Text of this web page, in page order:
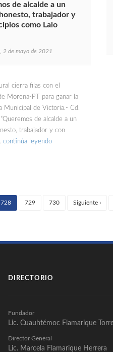
de alcalde a un
trabajador y
como Lalo
2 de mayo de 2021
cierra filas con el
Morena-PT para ganar la
Municipal de Victoria.- Cd.
de alcalde a un
trabajador y con
continúa leyendo
728
(current)
729 730 Siguiente ›
DIRECTORIO
Fundador
Lic. Cuauhtémoc Flamarique
Director General
Lic. Marcela Flamarique Herrera